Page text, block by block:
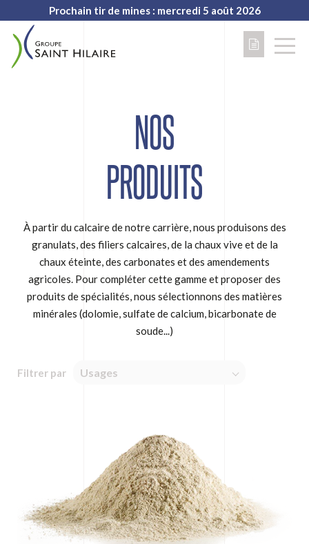
Prochain tir de mines : mercredi 5 août 2026
NOS
PRODUITS
À partir du calcaire de notre carrière, nous produisons des
granulats, des filiers calcaires, de la chaux vive et de la
chaux éteinte, des carbonates et des amendements
agricoles. Pour compléter cette gamme et proposer des
produits de spécialités, nous sélectionnons des matières
minérales (dolomie, sulfate de calcium, bicarbonate de
soude...)
Filtrer par Usages